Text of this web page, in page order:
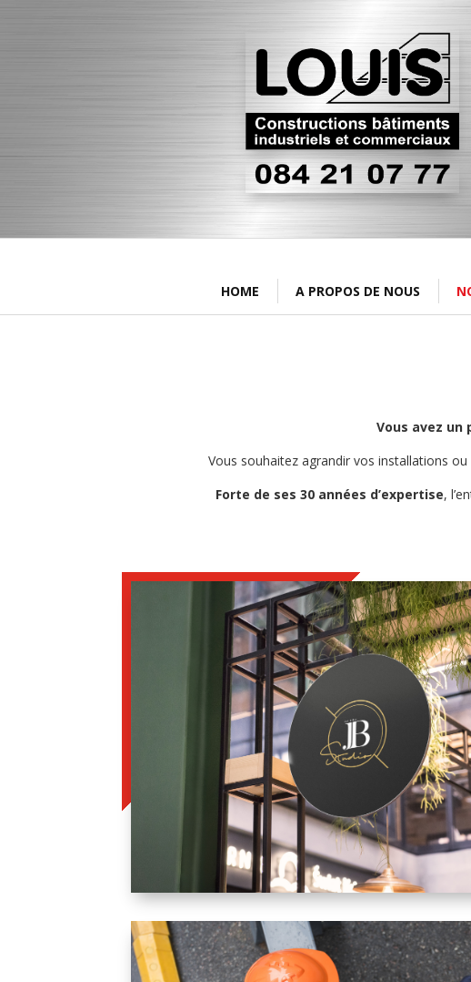
HOME A PROPOS DE NOUS
Vous avez
Vous souhaitez agrandir vos installations
Forte de ses 30 années d’expertise,